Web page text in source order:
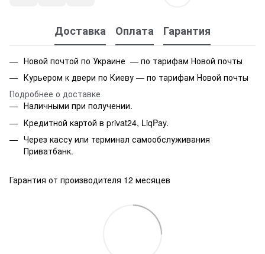
Доставка Оплата Гарантия
Новой почтой по Украине — по тарифам Новой почты
Курьером к двери по Киеву — по тарифам Новой почты
Подробнее о доставке
Наличными при получении.
Кредитной картой в privat24, LiqPay.
Через кассу или терминал самообслуживания
Приватбанк.
Гарантия от производителя 12 месяцев